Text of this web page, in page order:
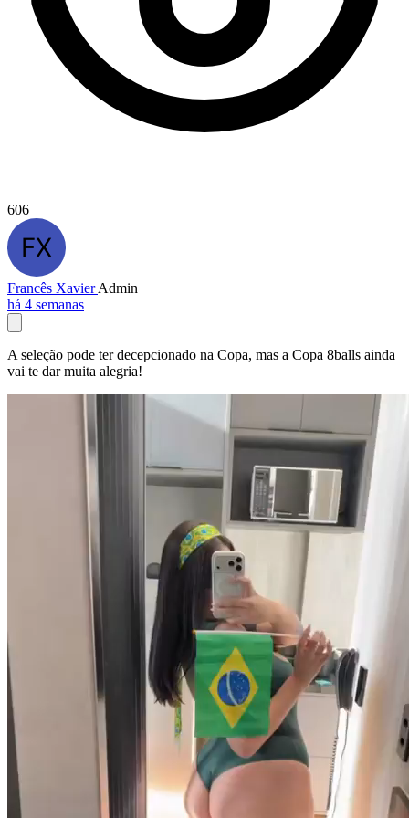
606
Francês XavierAdmin
há 4 semanas
A seleção pode ter decepcionado na Copa, mas a Copa 8balls ainda
vai te dar muita alegria!